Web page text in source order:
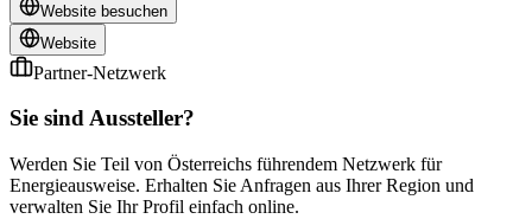
Website besuchen
Website
Partner-Netzwerk
Sie sind Aussteller?
Werden Sie Teil von Österreichs führendem Netzwerk für
Energieausweise. Erhalten Sie Anfragen aus Ihrer Region und
verwalten Sie Ihr Profil einfach online.